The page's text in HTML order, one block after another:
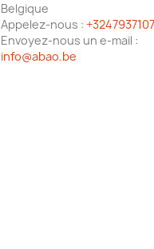
Belgique
Appelez-nous :
Envoyez-nous un e-mail :
info@abao.be